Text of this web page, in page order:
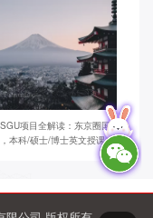
项目全解读：东京圈国
本科/硕士/博士英文授课